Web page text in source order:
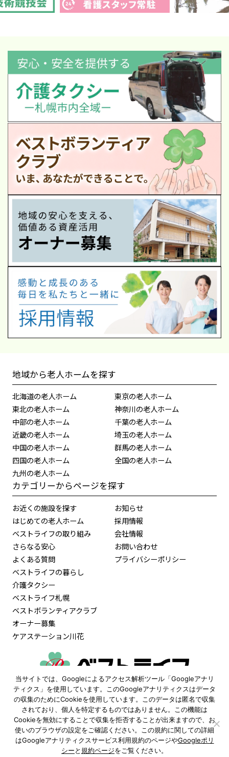
0120-515-472
9:30〜18:00
（土日祝も受付 ※年末年始除く）
資料請求 見学予約
地域から老人ホームを探す
北海道の老人ホーム
東北の老人ホーム
中部の老人ホーム
近畿の老人ホーム
中国の老人ホーム
四国の老人ホーム
九州の老人ホーム
東京の老人ホーム
神奈川の老人ホーム
千葉の老人ホーム
埼玉の老人ホーム
群馬の老人ホーム
全国の老人ホーム
カテゴリーからページを探す
お近くの施設を探す
はじめての老人ホーム
ベストライフの取り組み
さらなる安心
よくある質問
ベストライフの暮らし
介護タクシー
ベストライフ札幌
ベストボランティアクラブ
オーナー募集
ケアステーション川花
お知らせ
採用情報
会社情報
お問い合わせ
プライバシーポリシー
当サイトでは、Googleによるアクセス解析ツール「Googleアナリ
ティクス」を使用しています。このGoogleアナリティクスはデータ
の収集のためにCookieを使用しています。このデータは匿名で収集
されており、個人を特定するものではありません。この機能は
Cookieを無効にすることで収集を拒否することが出来ますので、お
使いのブラウザの設定をご確認ください。この規約に関しての詳細
はGoogleアナリティクスサービス利用規約のページやGoogleポリ
シーと規約ページをご覧ください。